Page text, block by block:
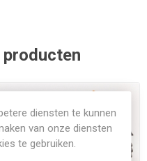
diensten te kunnen
van onze diensten
te gebruiken.